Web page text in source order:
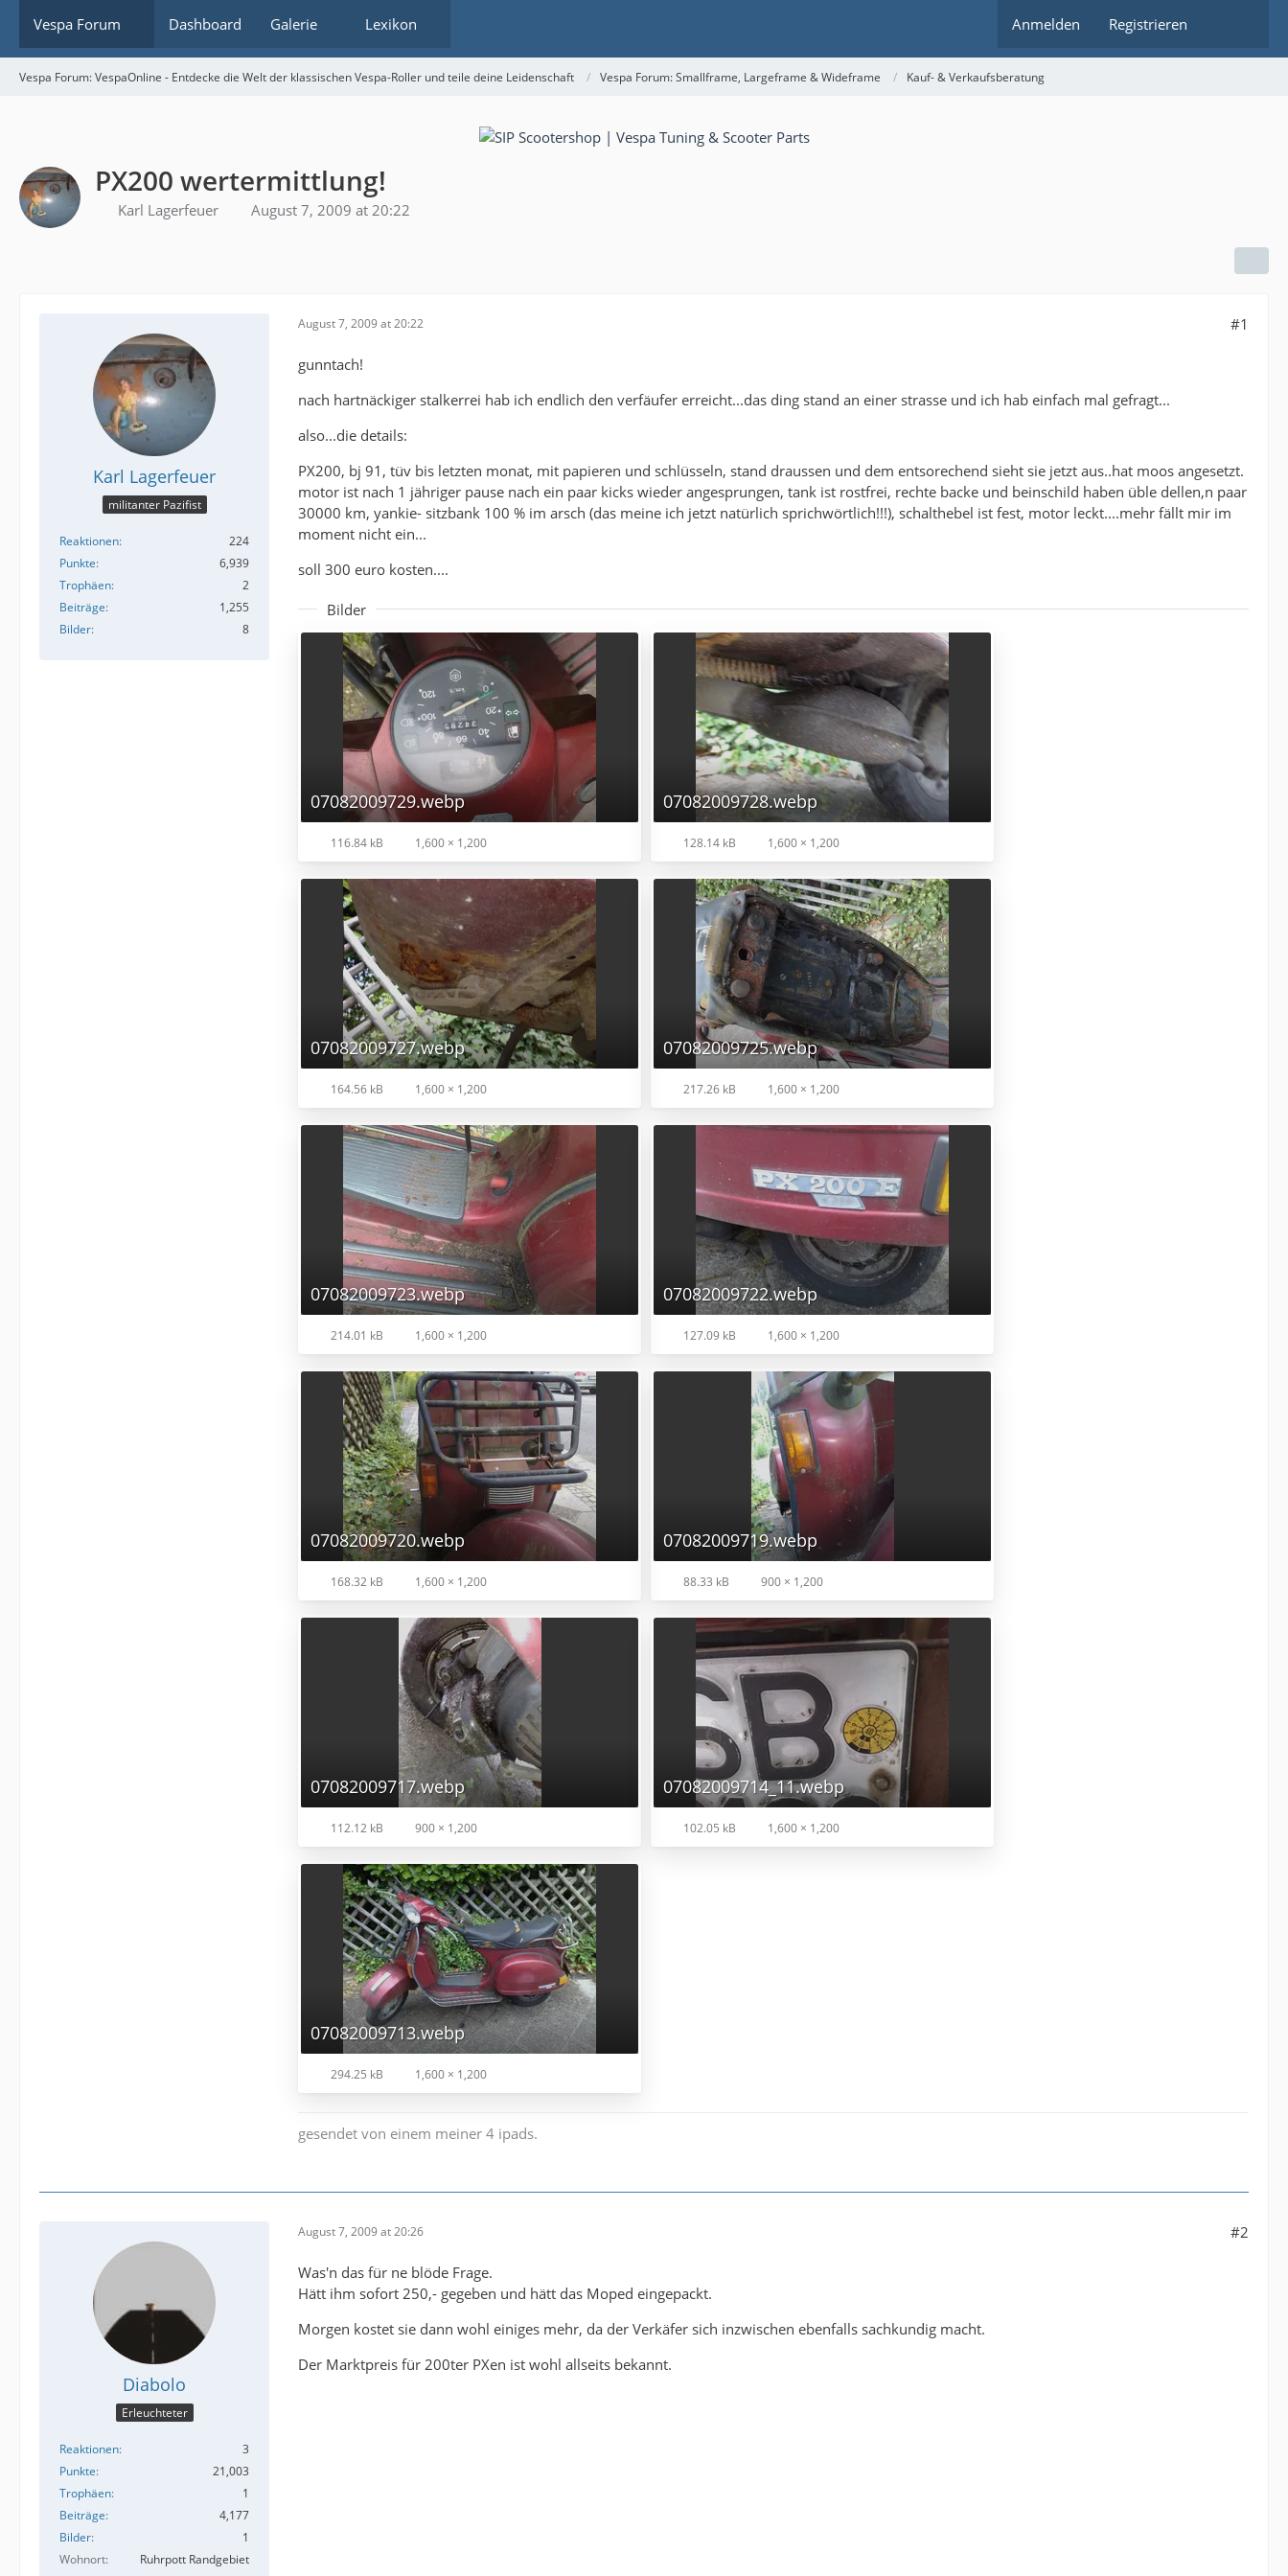
Vespa Forum Dashboard Galerie Lexikon Anmelden Registrieren
Vespa Forum: VespaOnline - Entdecke die Welt der klassischen Vespa-Roller und teile deine Leidenschaft Vespa Forum: Smallframe, Largeframe & Wideframe Kauf- & Verkaufsberatung
PX200 wertermittlung!
Karl Lagerfeuer August 7, 2009 at 20:22
Karl Lagerfeuer
militanter Pazifist
Reaktionen
224
Punkte
6,939
Trophäen
2
Beiträge
1,255
Bilder
8
August 7, 2009 at 20:22 #1
gunntach!
nach hartnäckiger stalkerrei hab ich endlich den verfäufer erreicht...das ding stand an einer strasse und ich hab einfach mal gefragt...
also...die details:
PX200, bj 91, tüv bis letzten monat, mit papieren und schlüsseln, stand draussen und dem entsorechend sieht sie jetzt aus..hat moos angesetzt.
motor ist nach 1 jähriger pause nach ein paar kicks wieder angesprungen, tank ist rostfrei, rechte backe und beinschild haben üble dellen,n paar
30000 km, yankie- sitzbank 100 % im arsch (das meine ich jetzt natürlich sprichwörtlich!!!), schalthebel ist fest, motor leckt....mehr fällt mir im
moment nicht ein...
soll 300 euro kosten....
Bilder
07082009729.webp
116.84 kB 1,600 × 1,200
07082009728.webp
128.14 kB 1,600 × 1,200
07082009727.webp
164.56 kB 1,600 × 1,200
07082009725.webp
217.26 kB 1,600 × 1,200
07082009723.webp
214.01 kB 1,600 × 1,200
07082009722.webp
127.09 kB 1,600 × 1,200
07082009720.webp
168.32 kB 1,600 × 1,200
07082009719.webp
88.33 kB 900 × 1,200
07082009717.webp
112.12 kB 900 × 1,200
07082009714_11.webp
102.05 kB 1,600 × 1,200
07082009713.webp
294.25 kB 1,600 × 1,200
gesendet von einem meiner 4 ipads.
Diabolo
Erleuchteter
Reaktionen
3
Punkte
21,003
Trophäen
1
Beiträge
4,177
Bilder
1
Wohnort
Ruhrpott Randgebiet
August 7, 2009 at 20:26 #2
Was'n das für ne blöde Frage.
Hätt ihm sofort 250,- gegeben und hätt das Moped eingepackt.
Morgen kostet sie dann wohl einiges mehr, da der Verkäfer sich inzwischen ebenfalls sachkundig macht.
Der Marktpreis für 200ter PXen ist wohl allseits bekannt.